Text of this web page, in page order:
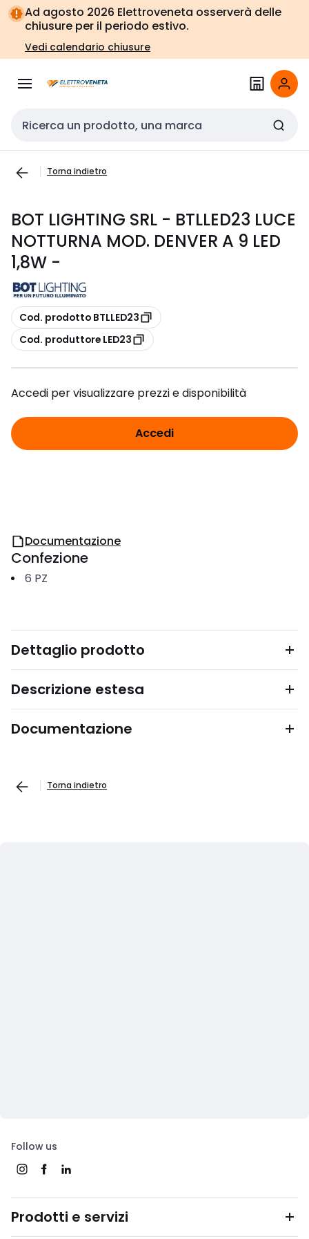
Vai alla
navigazione
Vai
alla
pagina
Ad agosto 2026 Elettroveneta osserverà delle
chiusure per il periodo estivo.
Vedi calendario chiusure
Cerca input
Torna indietro
BOT LIGHTING SRL - BTLLED23 LUCE
NOTTURNA MOD. DENVER A 9 LED
1,8W -
copia
Cod. prodotto BTLLED23
copia
Cod. produttore LED23
Accedi per visualizzare prezzi e disponibilità
Accedi
Documentazione
Confezione
6 PZ
Dettaglio prodotto
Descrizione estesa
Documentazione
Torna indietro
Follow us
Prodotti e servizi